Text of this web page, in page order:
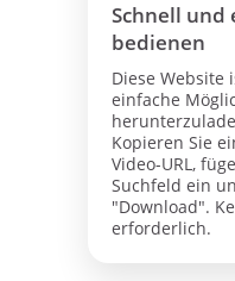
Schnell und
bedienen
Diese Website
einfache
Kopieren Sie
Video-URL,
Suchfeld ein
"Download".
erforderlich.